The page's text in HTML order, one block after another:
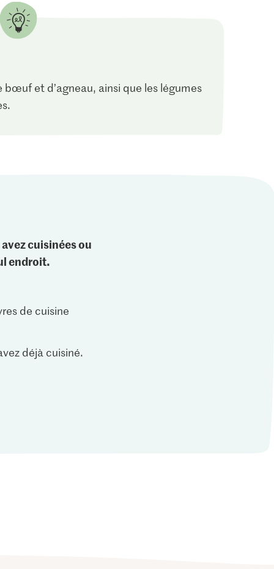
et d’agneau, ainsi que les légumes
cuisinées ou
endroit.
de cuisine
déjà cuisiné.